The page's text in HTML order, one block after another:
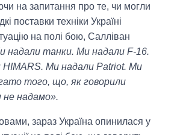
на запитання про те, чи могли
поставки техніки Україні
на полі бою, Салліван
надали танки. Ми надали F-16.
Ми надали Patriot. Ми
того, що, як говорили
не надамо».
зараз Україна опинилася у